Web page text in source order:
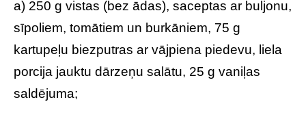
a) 250 g vistas (bez ādas), saceptas ar buljonu,
sīpoliem, tomātiem un burkāniem, 75 g
kartupeļu biezputras ar vājpiena piedevu, liela
porcija jauktu dārzeņu salātu, 25 g vaniļas
saldējuma;